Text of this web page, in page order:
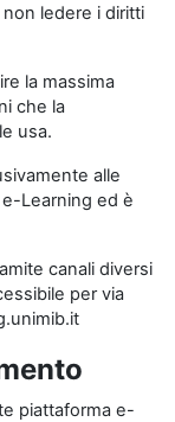
ledere i diritti
la massima
che la
usa.
alle
Learning ed è
canali diversi
per via
piattaforma e-